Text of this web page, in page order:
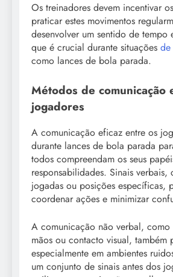
Os treinadores devem incentivar
praticar estes movimentos
desenvolver um sentido de tempo
que é crucial durante situações de
como lances de bola parada.
Métodos de comunicação
jogadores
A comunicação eficaz entre os
durante lances de bola parada
todos compreendam os seus
responsabilidades. Sinais verbais,
jogadas ou posições específicas,
coordenar ações e minimizar
A comunicação não verbal, como
mãos ou contacto visual, também
especialmente em ambientes
um conjunto de sinais antes dos